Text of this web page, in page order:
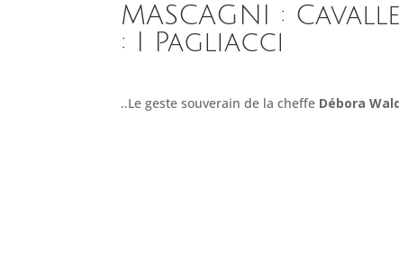
MASCAGNI :
: I Pagliacci
..Le geste souverain de la cheffe Débora